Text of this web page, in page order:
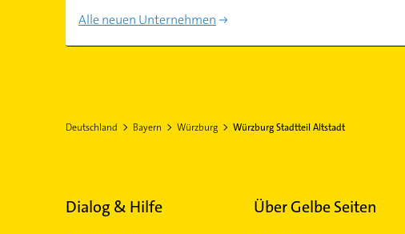
Alle neuen Unternehmen
Deutschland Bayern Würzburg Würzburg Stadtteil Altstadt
Dialog & Hilfe Über Gelbe Seiten